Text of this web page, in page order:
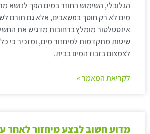
הגלובלי, השימוש החוזר במים הפך לנושא
מים לא רק חוסך במשאבים, אלא גם תורם
אינסטלטור מומלץ ברחובות מדגיש את
שיטות מתקדמות למיחזור מים, ומזכיר כי
לצמצום בזבוז המים בבית.
לקריאת המאמר »
מדוע חשוב לבצע מיחזור לאחר